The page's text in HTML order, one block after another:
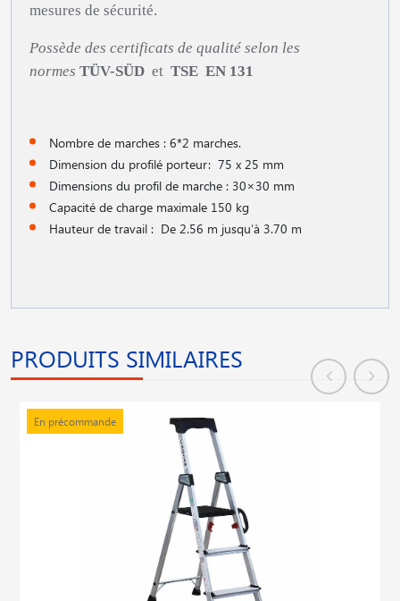
mesures de sécurité.
Possède des certificats de qualité selon les
normes TÜV-SÜD et TSE EN 131
Nombre de marches : 6*2 marches.
Dimension du profilé porteur: 75 x 25 mm
Dimensions du profil de marche : 30×30 mm
Capacité de charge maximale 150 kg
Hauteur de travail : De 2.56 m jusqu′à 3.70 m
PRODUITS SIMILAIRES
En précommande